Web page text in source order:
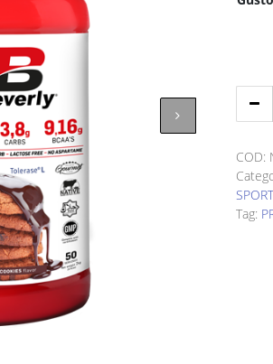
COD:
Tag: